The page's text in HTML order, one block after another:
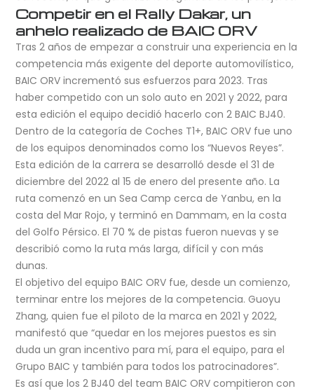
Competir en el Rally Dakar, un
anhelo realizado de BAIC ORV
Tras 2 años de empezar a construir una experiencia en la
competencia más exigente del deporte automovilístico,
BAIC ORV incrementó sus esfuerzos para 2023. Tras
haber competido con un solo auto en 2021 y 2022, para
esta edición el equipo decidió hacerlo con 2 BAIC BJ40.
Dentro de la categoría de Coches T1+, BAIC ORV fue uno
de los equipos denominados como los “Nuevos Reyes”.
Esta edición de la carrera se desarrolló desde el 31 de
diciembre del 2022 al 15 de enero del presente año. La
ruta comenzó en un Sea Camp cerca de Yanbu, en la
costa del Mar Rojo, y terminó en Dammam, en la costa
del Golfo Pérsico. El 70 % de pistas fueron nuevas y se
describió como la ruta más larga, difícil y con más
dunas.
El objetivo del equipo BAIC ORV fue, desde un comienzo,
terminar entre los mejores de la competencia. Guoyu
Zhang, quien fue el piloto de la marca en 2021 y 2022,
manifestó que “quedar en los mejores puestos es sin
duda un gran incentivo para mí, para el equipo, para el
Grupo BAIC y también para todos los patrocinadores”.
Es así que los 2 BJ40 del team BAIC ORV compitieron con